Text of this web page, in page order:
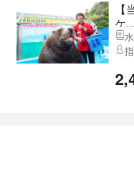
ケ...